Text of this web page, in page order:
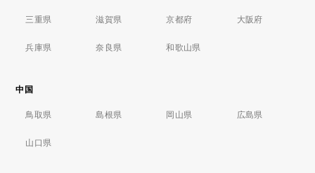
三重県 滋賀県 京都府 大阪府
兵庫県 奈良県 和歌山県
中国
鳥取県 島根県 岡山県 広島県
山口県